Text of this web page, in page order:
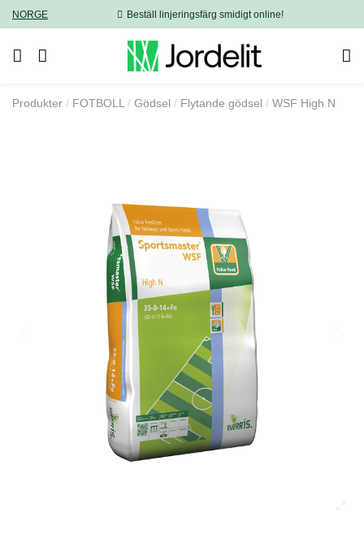
NORGE Beställ linjeringsfärg smidigt online!
Produkter FOTBOLL Gödsel Flytande gödsel WSF High N